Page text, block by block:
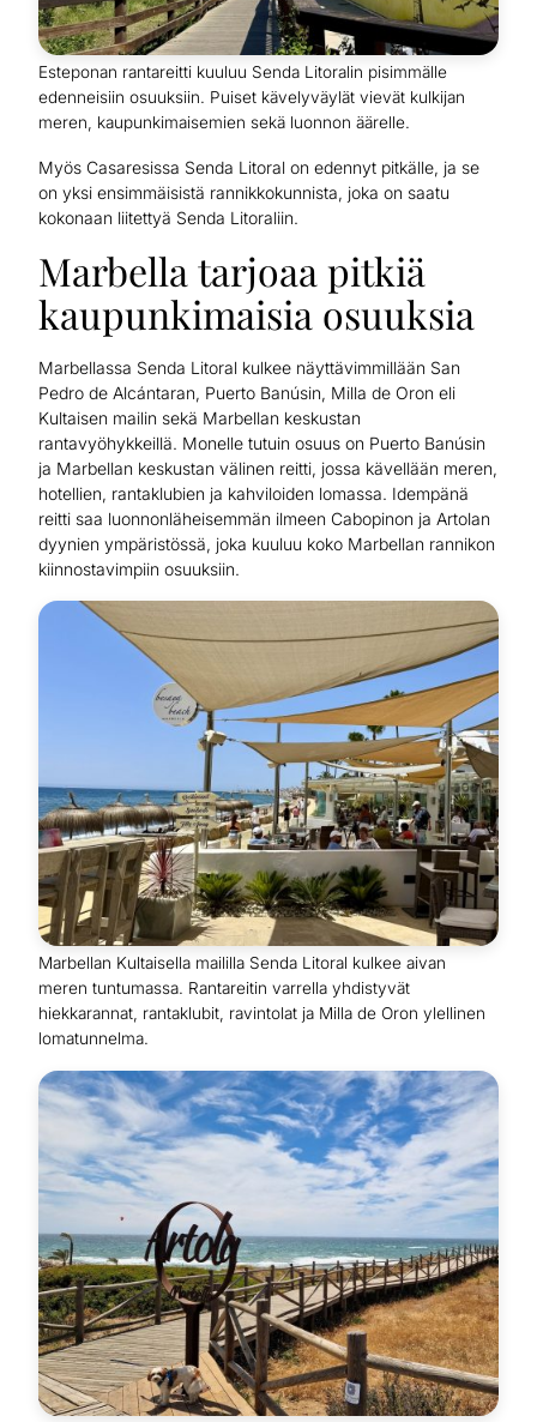
Esteponan rantareitti kuuluu Senda Litoralin pisimmälle
edenneisiin osuuksiin. Puiset kävelyväylät vievät kulkijan
meren, kaupunkimaisemien sekä luonnon äärelle.
Myös Casaresissa Senda Litoral on edennyt pitkälle, ja se
on yksi ensimmäisistä rannikkokunnista, joka on saatu
kokonaan liitettyä Senda Litoraliin.
Marbella tarjoaa pitkiä
kaupunkimaisia osuuksia
Marbellassa Senda Litoral kulkee näyttävimmillään San
Pedro de Alcántaran, Puerto Banúsin, Milla de Oron eli
Kultaisen mailin sekä Marbellan keskustan
rantavyöhykkeillä. Monelle tutuin osuus on Puerto Banúsin
ja Marbellan keskustan välinen reitti, jossa kävellään meren,
hotellien, rantaklubien ja kahviloiden lomassa. Idempänä
reitti saa luonnonläheisemmän ilmeen Cabopinon ja Artolan
dyynien ympäristössä, joka kuuluu koko Marbellan rannikon
kiinnostavimpiin osuuksiin.
Marbellan Kultaisella maililla Senda Litoral kulkee aivan
meren tuntumassa. Rantareitin varrella yhdistyvät
hiekkarannat, rantaklubit, ravintolat ja Milla de Oron ylellinen
lomatunnelma.